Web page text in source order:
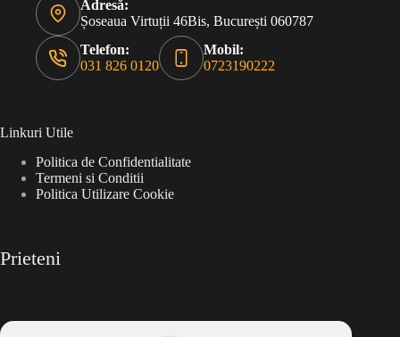
Adresă:
Șoseaua Virtuții 46Bis, București 060787
Telefon:
031 826 0120
Mobil:
0723190222
Linkuri Utile
Politica de Confidentialitate
Termeni si Conditii
Politica Utilizare Cookie
Prieteni